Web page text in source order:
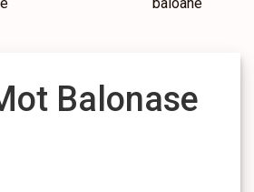
Balonase